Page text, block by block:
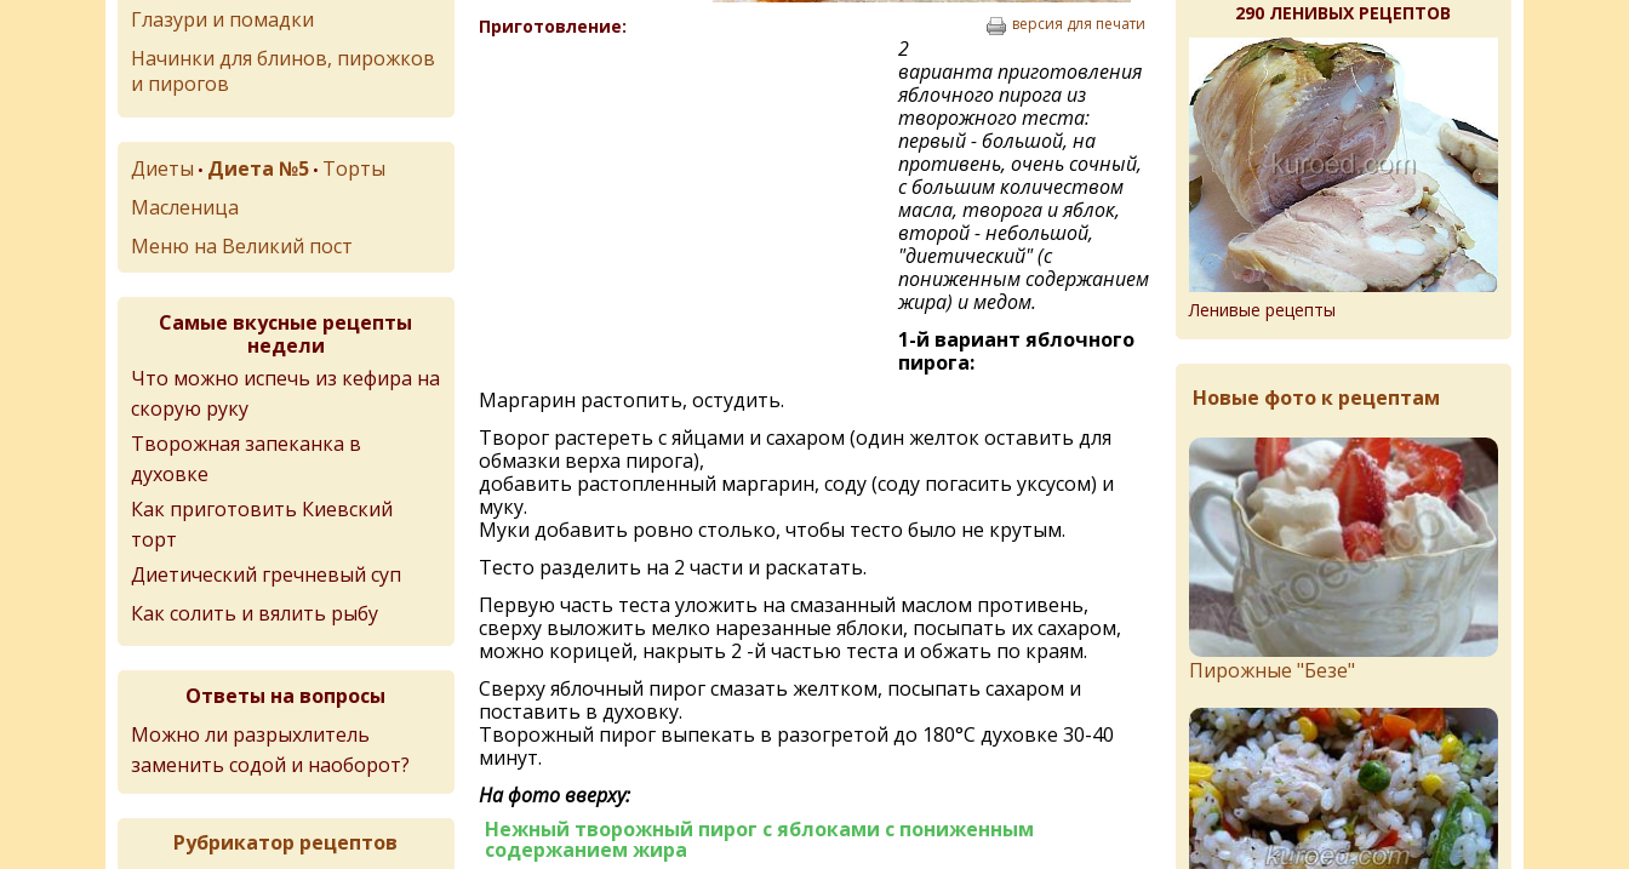
Приготовление: версия для печати
2
варианта приготовления
яблочного пирога из
творожного теста:
первый - большой, на
противень, очень сочный,
с большим количеством
масла, творога и яблок,
второй - небольшой,
"диетический" (с
пониженным содержанием
жира) и медом.
1-й вариант яблочного
пирога:
Маргарин растопить, остудить.
Творог растереть с яйцами и сахаром (один желток оставить для
обмазки верха пирога),
добавить растопленный маргарин, соду (соду погасить уксусом) и
муку.
Муки добавить ровно столько, чтобы тесто было не крутым.
Тесто разделить на 2 части и раскатать.
Первую часть теста уложить на смазанный маслом противень,
сверху выложить мелко нарезанные яблоки, посыпать их сахаром,
можно корицей, накрыть 2 -й частью теста и обжать по краям.
Сверху яблочный пирог смазать желтком, посыпать сахаром и
поставить в духовку.
Творожный пирог выпекать в разогретой до 180°С духовке 30-40
минут.
На фото вверху:
Нежный творожный пирог с яблоками с пониженным
содержанием жира
Глазури и помадки
Начинки для блинов, пирожков
и пирогов
Диеты • Диета №5 • Торты
Масленица
Меню на Великий пост
Самые вкусные рецепты
недели
Что можно испечь из кефира на
скорую руку
Творожная запеканка в
духовке
Как приготовить Киевский
торт
Диетический гречневый суп
Как солить и вялить рыбу
Ответы на вопросы
Можно ли разрыхлитель
заменить содой и наоборот?
Рубрикатор рецептов
290 ЛЕНИВЫХ РЕЦЕПТОВ
Ленивые рецепты
Новые фото к рецептам
Пирожныe "Бeзe"